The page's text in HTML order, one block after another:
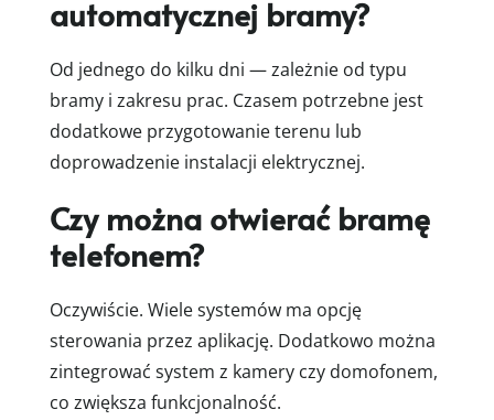
automatycznej bramy?
Od jednego do kilku dni — zależnie od typu
bramy i zakresu prac. Czasem potrzebne jest
dodatkowe przygotowanie terenu lub
doprowadzenie instalacji elektrycznej.
Czy można otwierać bramę
telefonem?
Oczywiście. Wiele systemów ma opcję
sterowania przez aplikację. Dodatkowo można
zintegrować system z kamery czy domofonem,
co zwiększa funkcjonalność.